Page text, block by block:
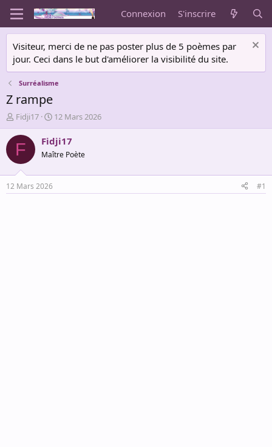
Connexion S'inscrire
Visiteur, merci de ne pas poster plus de 5 poèmes par
jour. Ceci dans le but d'améliorer la visibilité du site.
Surréalisme
Z rampe
A
u
t
e
r
d
e
Fidji17
D
a
t
e
d
é
12 Mars 2026
F Fidji17
Maître Poète
12 Mars 2026 #1